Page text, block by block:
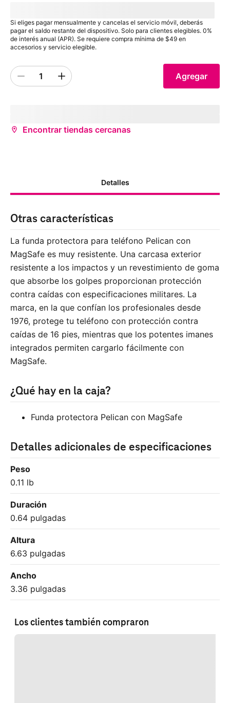
Si eliges pagar mensualmente y cancelas el servicio móvil, deberás
pagar el saldo restante del dispositivo. Solo para clientes elegibles. 0%
de interés anual (APR). Se requiere compra mínima de $49 en
accesorios y servicio elegible.
1
Quantity 1
Agregar
Encontrar tiendas cercanas
Detalles
Otras características
La funda protectora para teléfono Pelican con
MagSafe es muy resistente. Una carcasa exterior
resistente a los impactos y un revestimiento de goma
que absorbe los golpes proporcionan protección
contra caídas con especificaciones militares. La
marca, en la que confían los profesionales desde
1976, protege tu teléfono con protección contra
caídas de 16 pies, mientras que los potentes imanes
integrados permiten cargarlo fácilmente con
MagSafe.
¿Qué hay en la caja?
Funda protectora Pelican con MagSafe
Detalles adicionales de especificaciones
Peso
0.11 lb
Duración
0.64 pulgadas
Altura
6.63 pulgadas
Ancho
3.36 pulgadas
Los clientes también compraron